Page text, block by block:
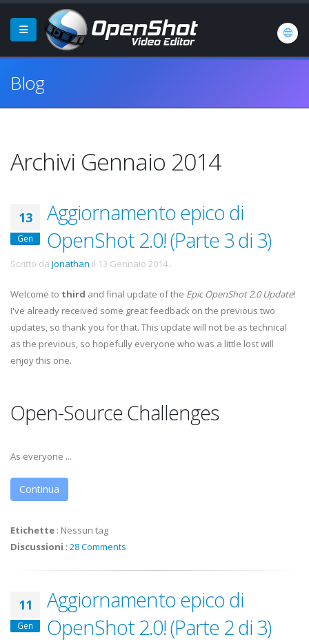
Blog
Archivi Gennaio 2014
13
Gen
Aggiornamento epico di
OpenShot 2.0! (Parte 3 di 3)
Scritto da Jonathan il 13 Gennaio 2014 .
Welcome to third and final update of the Epic OpenShot 2.0 Update!
I've already received some great feedback on the previous two
updates, so thank you for that. This update will not be as technical
as the previous, so hopefully everyone who was a little lost will
enjoy this one.
Open-Source Challenges
As everyone ...
Continua
Etichette : Nessun tag
Discussioni : 28 Comments
11
Gen
Aggiornamento epico di
OpenShot 2.0! (Parte 2 di 3)